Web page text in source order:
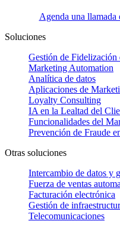
Agenda una llamada
Soluciones
Gestión de Fidelización
Marketing Automation
Analítica de datos
Aplicaciones de
Loyalty Consulting
IA en la Lealtad del
Funcionalidades del
Prevención de Fraude
Otras soluciones
Intercambio de datos y
Fuerza de ventas
Facturación electrónica
Gestión de
Telecomunicaciones